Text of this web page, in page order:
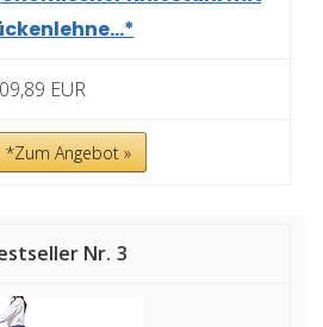
EUR
*Zum Angebot »
3